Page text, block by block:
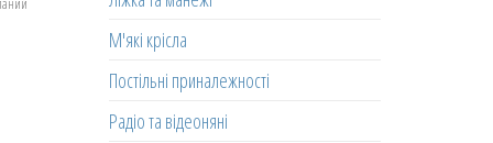
М'які крісла
Постільні приналежності
Радіо та відеоняні